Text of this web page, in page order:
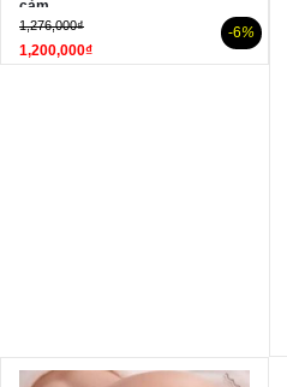
cảm
1,276,000₫
1,200,000₫
-6%